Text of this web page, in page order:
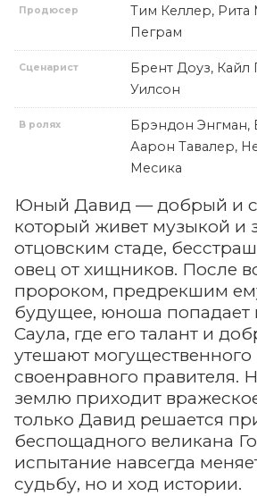
Продюсер
Тим Келлер, Рита
Пеграм
Сценарист
Брент Доуз,
Уилсон
В ролях
Брэндон Энгман,
Аарон Тавалер,
Месика
Юный Давид — добрый и
который живет музыкой и
отцовским стаде,
овец от хищников. После
пророком, предрекшим
будущее, юноша попадает
Саула, где его талант и
утешают могущественного
своенравного правителя.
землю приходит
только Давид решается
беспощадного великана
испытание навсегда
судьбу, но и ход истории.